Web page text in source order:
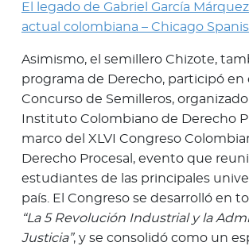
El legado de Gabriel García
actual colombiana – Chicago
Asimismo, el semillero Chizote,
programa de Derecho, participó en
Concurso de Semilleros, organizado
Instituto Colombiano de Derecho
marco del XLVI Congreso
Derecho Procesal, evento que
estudiantes de las principales
país. El Congreso se desarrolló en
“La 5 Revolución Industrial y la
Justicia”, y se consolidó como un